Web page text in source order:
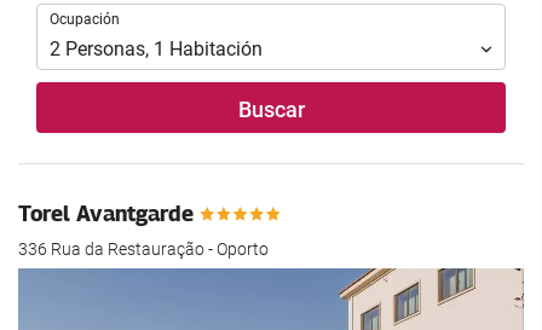
Ocupación
Ocupación
2 Personas, 1 Habitación
Buscar
Torel Avantgarde
336 Rua da Restauração - Oporto